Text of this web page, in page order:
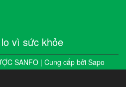
vì sức khỏe
SANFO | Cung cấp bởi Sapo